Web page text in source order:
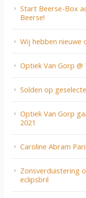
Start Beerse-Box
Beerse!
Wij hebben nieuwe
Optiek Van Gorp @
Solden op
Optiek Van Gorp
2021
Caroline Abram
Zonsverduistering
eclipsbril